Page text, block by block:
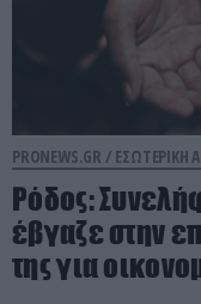
PRONEWS.GR / ΕΣΩΤΕΡΙΚΗ
Ρόδος:
έβγαζε στην
της για